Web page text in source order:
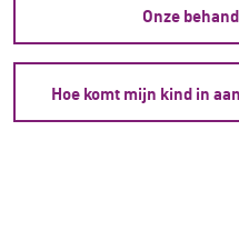
Onze
Hoe komt mijn kind in